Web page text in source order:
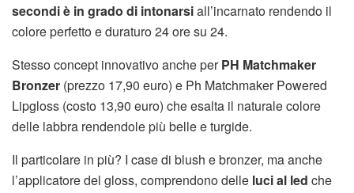
secondi è in grado di intonarsiall’incarnato rendendo il
colore perfetto e duraturo 24 ore su 24.
Stesso concept innovativo anche perPH Matchmaker
Bronzer (prezzo 17,90 euro) e Ph Matchmaker Powered
Lipgloss (costo 13,90 euro) che esalta il naturale colore
delle labbra rendendole più belle e turgide.
Il particolare in più? I case di blush e bronzer, ma anche
l’applicatore del gloss, comprendono delle luci al led che